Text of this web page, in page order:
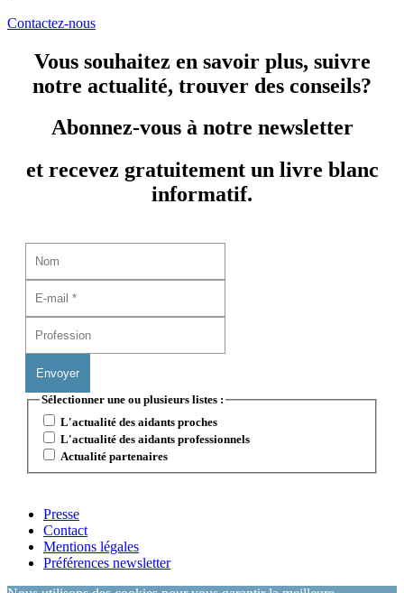
Contactez-nous
Vous souhaitez en savoir plus, suivre
notre actualité, trouver des conseils?
Abonnez-vous à notre newsletter
et recevez gratuitement un livre blanc
informatif.
Sélectionner une ou plusieurs listes :
L'actualité des aidants proches
L'actualité des aidants professionnels
Actualité partenaires
Presse
Contact
Mentions légales
Préférences newsletter